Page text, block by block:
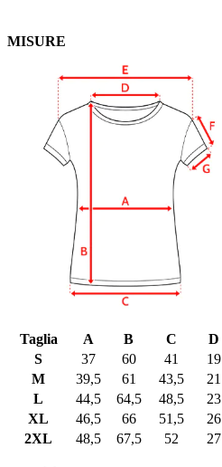
MISURE
Taglia A B C D
S
37 60 41 19
M
39,5 61 43,5 21
L
44,5 64,5 48,5 23
XL
46,5 66 51,5 26
2XL
48,5 67,5 52 27